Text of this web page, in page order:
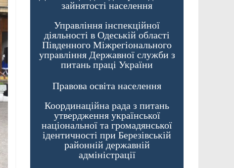
зайнятості населення
Управління інспекційної
діяльності в Одеській області
Південного Міжрегіонального
управління Державної служби з
питань праці України
Правова освіта населення
Координаційна рада з питань
утвердження української
національної та громадянської
ідентичності при Березівській
районній державній
адміністрації